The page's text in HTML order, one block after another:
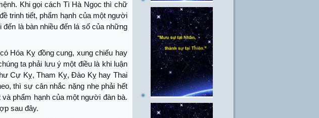
Khi gọi cách Tì Hà Ngọc thì chữ
trinh tiết, phẩm hạnh của một người
là bàn nhiều đến lá số của những
Hóa Kỵ đồng cung, xung chiếu hay
ta phải lưu ý một điều là khi luận
Cự Kỵ, Tham Kỵ, Đào Kỵ hay Thai
thì sự cân nhắc nặng nhẹ phải hết
phẩm hạnh của một người đàn bà.
sau đây.